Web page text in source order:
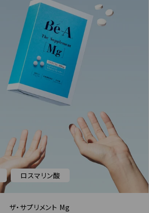
ロスマリン酸
ザ・サプリメント Mg